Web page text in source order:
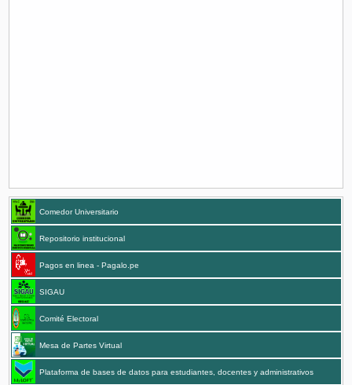
Comedor Universitario
Repositorio institucional
Pagos en linea - Pagalo.pe
SIGAU
Comité Electoral
Mesa de Partes Virtual
Plataforma de bases de datos para estudiantes, docentes y administrativos